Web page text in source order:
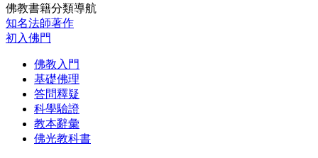
佛教書籍分類導航
知名法師著作
初入佛門
佛教入門
基礎佛理
答問釋疑
科學驗證
教本辭彙
佛光教科書